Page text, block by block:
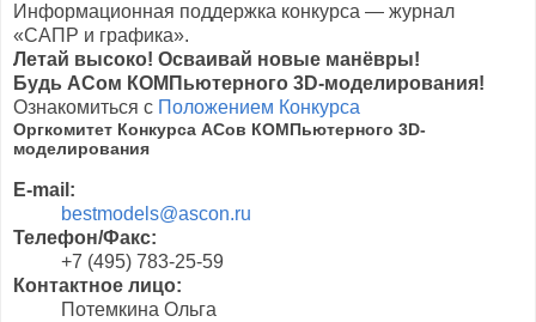
Информационная поддержка конкурса — журнал
«САПР и графика».
Летай высоко! Осваивай новые манёвры!
Будь АСом КОМПьютерного 3D-моделирования!
Ознакомиться с Положением Конкурса
Оргкомитет Конкурса АСов КОМПьютерного 3D-
моделирования
E-mail:
bestmodels@ascon.ru
Телефон/Факс:
+7 (495) 783-25-59
Контактное лицо:
Потемкина Ольга